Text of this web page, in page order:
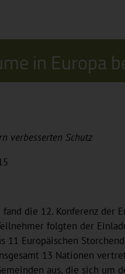
in Europa
verbesserten Schutz
fand die 12. Konferenz der
folgten der
11 Europäischen
13 Nationen
aus, die sich um